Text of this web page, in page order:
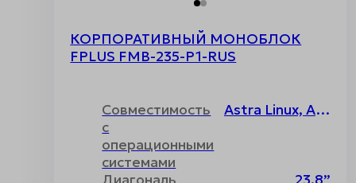
КОРПОРАТИВНЫЙ МОНОБЛОК
FPLUS FMB-235-P1-RUS
Совместимость
с
операционными
системами
Astra Linux, ALT Linux, RED OS, Uncom, Основа, Windows, Без операционной системы